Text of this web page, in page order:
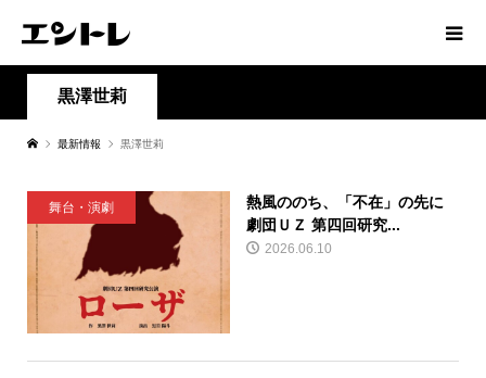
黒澤世莉
最新情報 黒澤世莉
舞台・演劇
熱風ののち、「不在」の先に
劇団ＵＺ 第四回研究...
2026.06.10